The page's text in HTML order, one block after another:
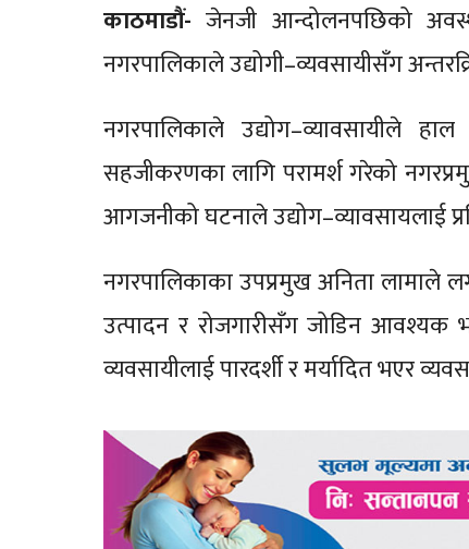
काठमाडौं-जेनजी आन्दोलनपछिको
नगरपालिकाले उद्योगी–व्यवसायीसँग
नगरपालिकाले उद्योग–व्यावसायीले
सहजीकरणका लागि परामर्श गरेको
आगजनीको घटनाले उद्योग–व्यावसायलाई
नगरपालिकाका उपप्रमुख अनिता लामाले
उत्पादन र रोजगारीसँग जोडिन आवश्यक
व्यवसायीलाई पारदर्शी र मर्यादित भएर